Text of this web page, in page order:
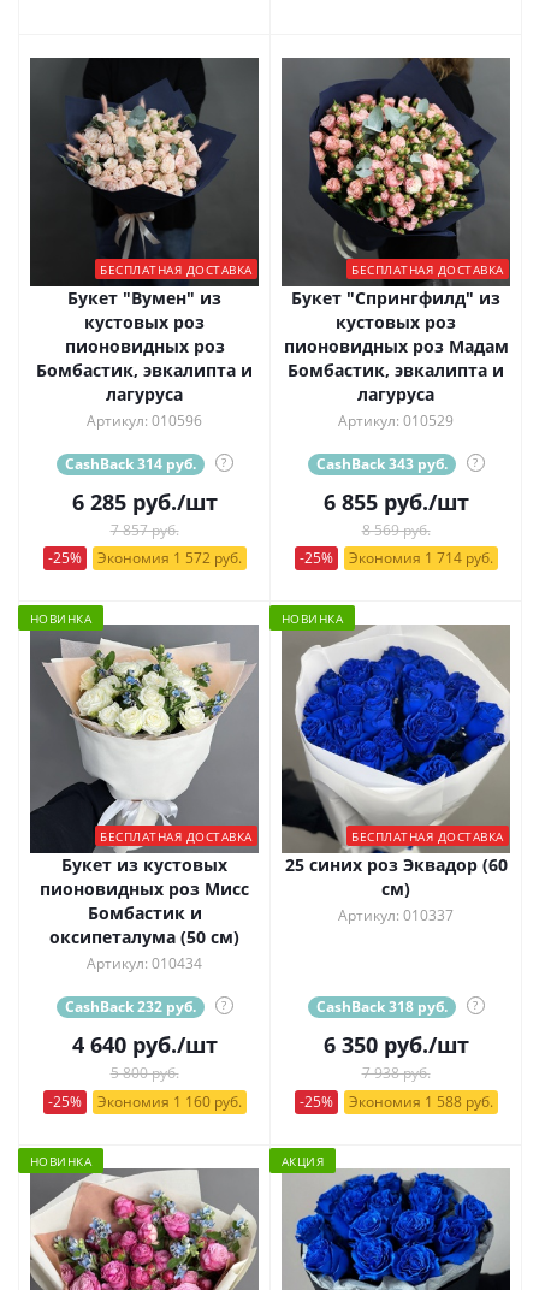
БЕСПЛАТНАЯ ДОСТАВКА
Букет "Вумен" из
кустовых роз
пионовидных роз
Бомбастик, эвкалипта и
лагуруса
Артикул: 010596
CashBack 314 руб. ?
6 285руб./шт
7 857 руб.
-25%
Экономия 1 572 руб.
БЕСПЛАТНАЯ ДОСТАВКА
Букет "Спрингфилд" из
кустовых роз
пионовидных роз Мадам
Бомбастик, эвкалипта и
лагуруса
Артикул: 010529
CashBack 343 руб. ?
6 855руб./шт
8 569 руб.
-25%
Экономия 1 714 руб.
НОВИНКА
БЕСПЛАТНАЯ ДОСТАВКА
Букет из кустовых
пионовидных роз Мисс
Бомбастик и
оксипеталума (50 см)
Артикул: 010434
CashBack 232 руб. ?
4 640руб./шт
5 800 руб.
-25%
Экономия 1 160 руб.
НОВИНКА
БЕСПЛАТНАЯ ДОСТАВКА
25 синих роз Эквадор (60
см)
Артикул: 010337
CashBack 318 руб. ?
6 350руб./шт
7 938 руб.
-25%
Экономия 1 588 руб.
НОВИНКА АКЦИЯ